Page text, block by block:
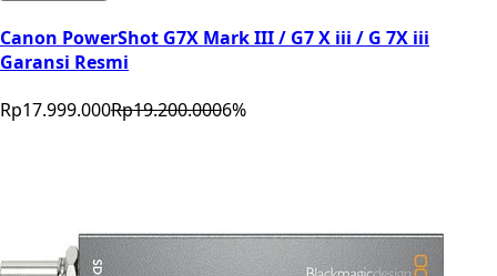
Canon PowerShot G7X Mark III / G7 X iii / G 7X iii
Garansi Resmi
Rp17.999.000Rp19.200.0006%